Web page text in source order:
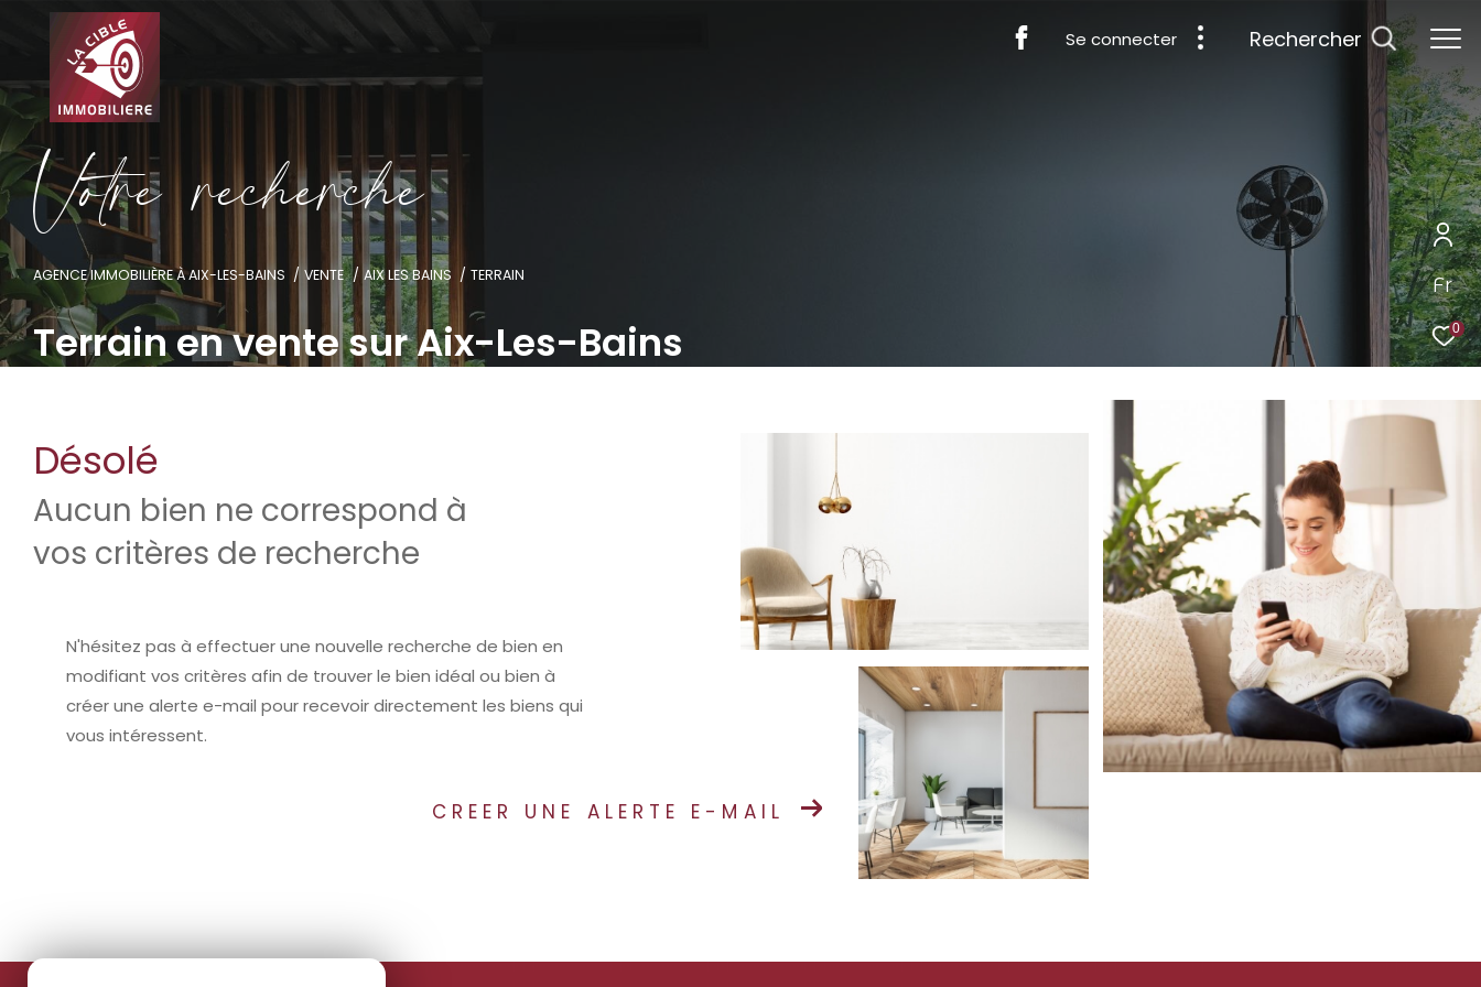
Fr
0
Se connecter Rechercher
Votre recherche
AGENCE IMMOBILIÈRE À AIX-LES-BAINS VENTE AIX LES BAINS TERRAIN
Terrain en vente sur Aix-Les-Bains
Désolé
Aucun bien ne correspond à
vos critères de recherche
N'hésitez pas à effectuer une nouvelle recherche de bien en
modifiant vos critères afin de trouver le bien idéal ou bien à
créer une alerte e-mail pour recevoir directement les biens qui
vous intéressent.
CREER UNE ALERTE E-MAIL